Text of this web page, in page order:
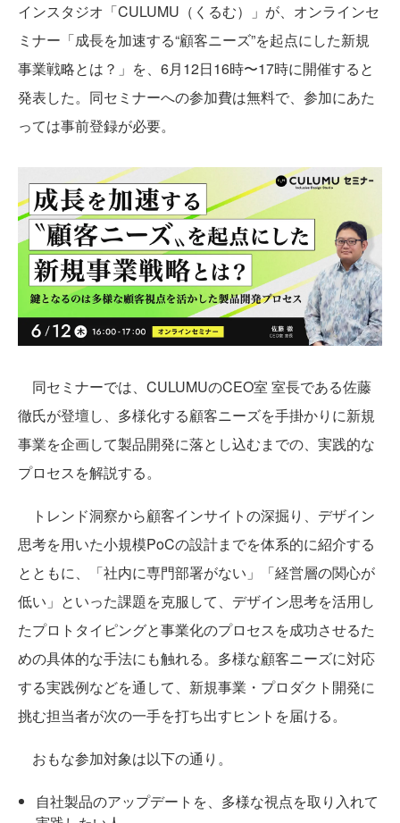
インスタジオ「CULUMU（くるむ）」が、オンラインセ
ミナー「成長を加速する“顧客ニーズ”を起点にした新規
事業戦略とは？」を、6月12日16時〜17時に開催すると
発表した。同セミナーへの参加費は無料で、参加にあた
っては事前登録が必要。
同セミナーでは、CULUMUのCEO室 室長である佐藤
徹氏が登壇し、多様化する顧客ニーズを手掛かりに新規
事業を企画して製品開発に落とし込むまでの、実践的な
プロセスを解説する。
トレンド洞察から顧客インサイトの深掘り、デザイン
思考を用いた小規模PoCの設計までを体系的に紹介する
とともに、「社内に専門部署がない」「経営層の関心が
低い」といった課題を克服して、デザイン思考を活用し
たプロトタイピングと事業化のプロセスを成功させるた
めの具体的な手法にも触れる。多様な顧客ニーズに対応
する実践例などを通して、新規事業・プロダクト開発に
挑む担当者が次の一手を打ち出すヒントを届ける。
おもな参加対象は以下の通り。
自社製品のアップデートを、多様な視点を取り入れて